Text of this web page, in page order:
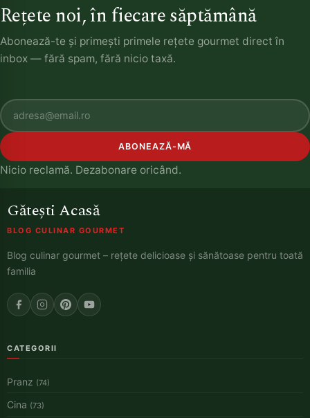
Rețete noi, în fiecare săptămână
Abonează-te și primești primele rețete gourmet direct în
inbox — fără spam, fără nicio taxă.
ABONEAZĂ-MĂ
Nicio reclamă. Dezabonare oricând.
Gătești Acasă
BLOG CULINAR GOURMET
Blog culinar gourmet – rețete delicioase și sănătoase pentru toată
familia
CATEGORII
Pranz (74)
Cina (73)